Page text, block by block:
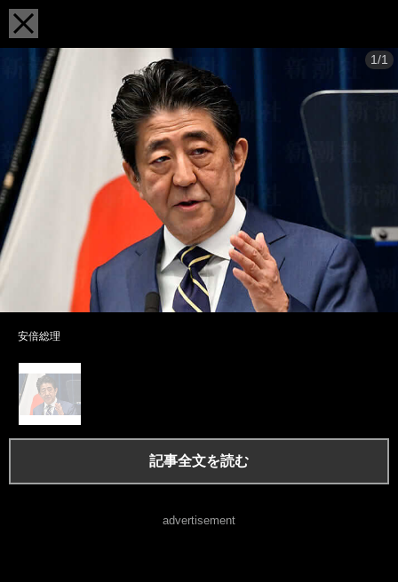
1/1
安倍総理
記事全文を読む
advertisement